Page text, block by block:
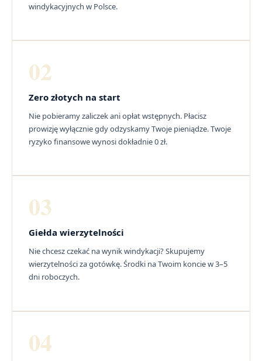
windykacyjnych w Polsce.
02
Zero złotych na start
Nie pobieramy zaliczek ani opłat wstępnych. Płacisz
prowizję wyłącznie gdy odzyskamy Twoje pieniądze. Twoje
ryzyko finansowe wynosi dokładnie 0 zł.
03
Giełda wierzytelności
Nie chcesz czekać na wynik windykacji? Skupujemy
wierzytelności za gotówkę. Środki na Twoim koncie w 3–5
dni roboczych.
04